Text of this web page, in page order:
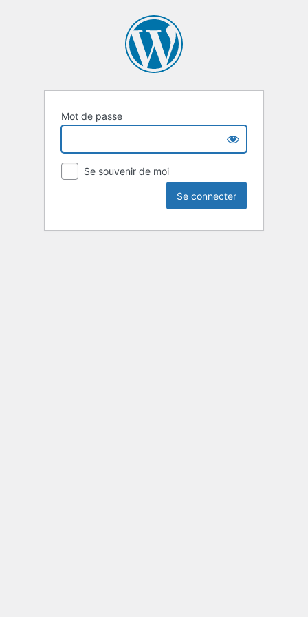
Mot de passe
Se souvenir de moi